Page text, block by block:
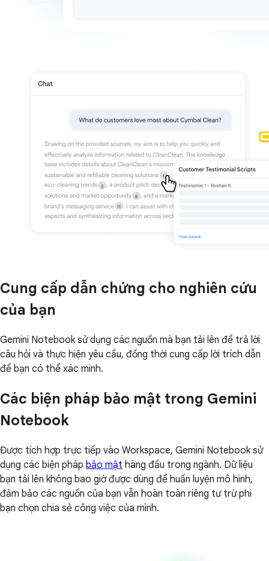
Cung cấp dẫn chứng cho nghiên cứu
của bạn
Gemini Notebook sử dụng các nguồn mà bạn tải lên để trả lời
câu hỏi và thực hiện yêu cầu, đồng thời cung cấp lời trích dẫn
để bạn có thể xác minh.
Các biện pháp bảo mật trong Gemini
Notebook
Được tích hợp trực tiếp vào Workspace, Gemini Notebook sử
dụng các biện pháp bảo mật hàng đầu trong ngành. Dữ liệu
bạn tải lên không bao giờ được dùng để huấn luyện mô hình,
đảm bảo các nguồn của bạn vẫn hoàn toàn riêng tư trừ phi
bạn chọn chia sẻ công việc của mình.